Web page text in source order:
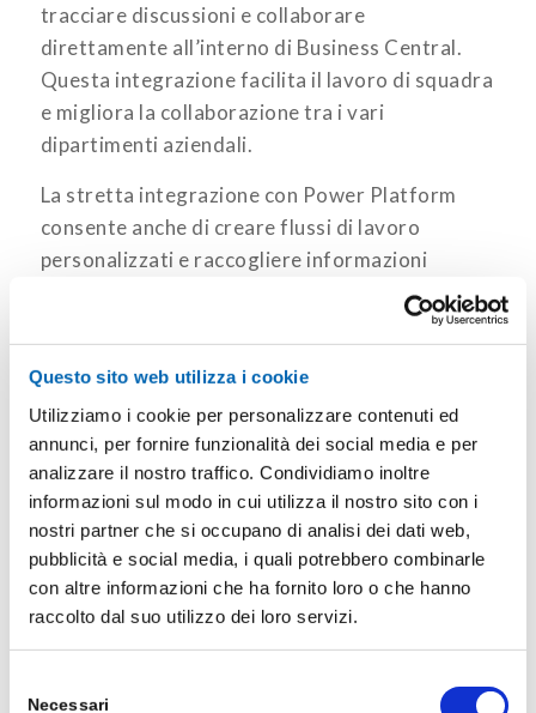
Questo sito web utilizza i cookie
Utilizziamo i cookie per personalizzare contenuti ed
annunci, per fornire funzionalità dei social media e per
analizzare il nostro traffico. Condividiamo inoltre
informazioni sul modo in cui utilizza il nostro sito con i
nostri partner che si occupano di analisi dei dati web,
pubblicità e social media, i quali potrebbero combinarle
con altre informazioni che ha fornito loro o che hanno
raccolto dal suo utilizzo dei loro servizi.
Necessari
tracciare discussioni e collaborare
direttamente all’interno di Business Central.
Questa integrazione facilita il lavoro di squadra
e migliora la collaborazione tra i vari
dipartimenti aziendali.
La stretta integrazione con Power Platform
consente anche di creare flussi di lavoro
personalizzati e raccogliere informazioni
, semplificando
così la raccolta e l’analisi dei dati aziendali.
Sicurezza e Conformità Migliorate
Con la Release Wave 2 del 2024, Business
Central continua a migliorare lasicurezza dei
dati. Sono stati introdotti protocolli di
crittografia più robusti per proteggere i dati
sensibili e sono stati aggiornati i controlli di
accesso per garantire la conformità alle
normative in continua evoluzione. Questi
che operano in settori regolamentati, dove la